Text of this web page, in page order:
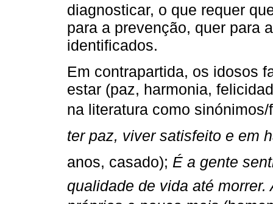
diagnosticar, o que requer
para a prevenção, quer para
identificados.
Em contrapartida, os idosos
estar (paz, harmonia,
na literatura como sinónimos/
ter paz, viver satisfeito e em
anos, casado);  É a gente
qualidade de vida até